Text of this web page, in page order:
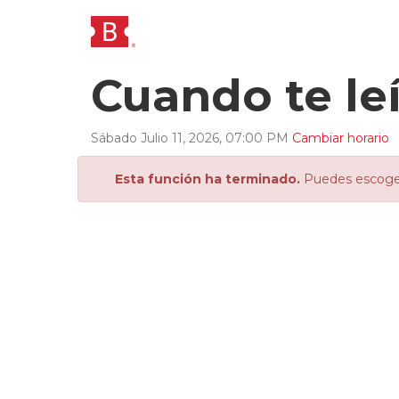
Cuando te
Sábado Julio 11, 2026, 07:00 PM Cambiar horario
Esta función ha terminado. Puedes